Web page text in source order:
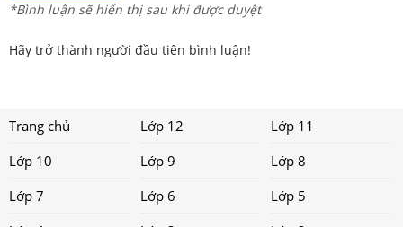
*Bình luận sẽ hiển thị sau khi được duyệt
Hãy trở thành người đầu tiên bình luận!
Trang chủ Lớp 12
Lớp 11
Lớp 10
Lớp 9
Lớp 8
Lớp 7
Lớp 6
Lớp 5